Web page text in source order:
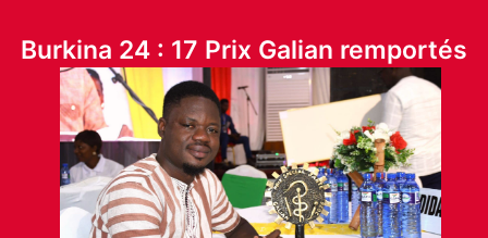
Burkina 24 : 17 Prix Galian remportés